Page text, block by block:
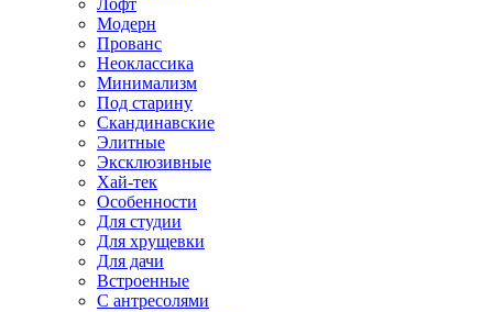
Лофт
Модерн
Прованс
Неоклассика
Минимализм
Под старину
Скандинавские
Элитные
Эксклюзивные
Хай-тек
Особенности
Для студии
Для хрущевки
Для дачи
Встроенные
С антресолями